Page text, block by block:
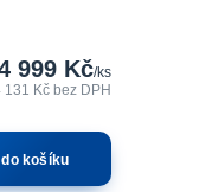
999 Kč/ks
131 Kč bez DPH
do košíku